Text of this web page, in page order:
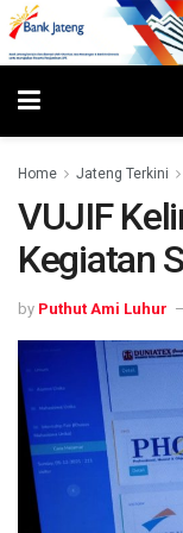
Home Jateng Terkini
VUJIF
Kegiatan
by Puthut Ami Luhur